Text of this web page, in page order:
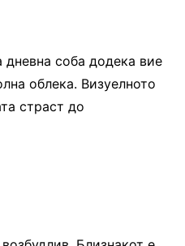
дневна соба додека вие
облека. Визуелното
страст до